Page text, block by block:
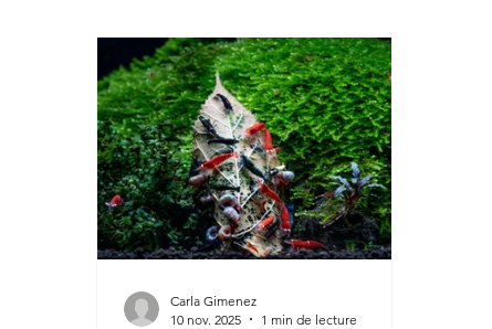
Carla Gimenez
10 nov. 2025
1 min de lecture